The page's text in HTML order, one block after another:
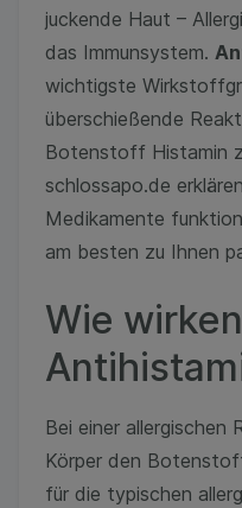
juckende Haut –
das Immunsystem.
wichtigste
überschießende
Botenstoff Histamin
schlossapo.de
Medikamente
am besten zu Ihnen
Wie wirken
Bei einer
Körper den
für die typischen